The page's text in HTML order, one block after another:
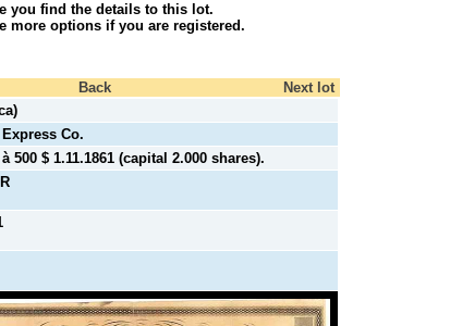
you find the details to this lot.
more options if you are registered.
Back
Next lot
Co.
500 $ 1.11.1861 (capital 2.000 shares).